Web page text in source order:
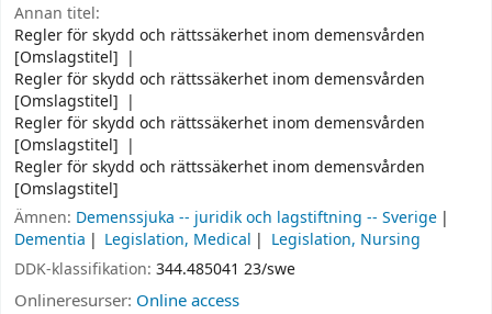
Annan titel:
Regler för skydd och rättssäkerhet inom demensvården
[Omslagstitel]
Regler för skydd och rättssäkerhet inom demensvården
[Omslagstitel]
Regler för skydd och rättssäkerhet inom demensvården
[Omslagstitel]
Regler för skydd och rättssäkerhet inom demensvården
[Omslagstitel]
Ämnen: Demenssjuka -- juridik och lagstiftning -- Sverige
Dementia
Legislation, Medical
Legislation, Nursing
DDK-klassifikation: 344.485041 23/swe
Onlineresurser: Online access